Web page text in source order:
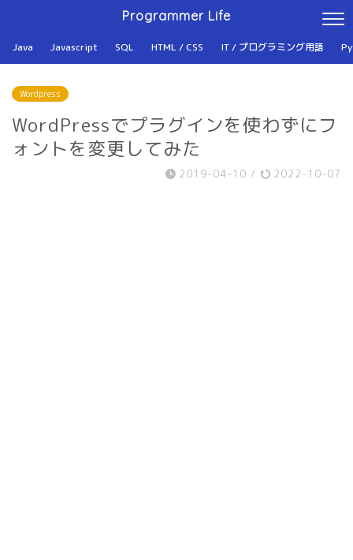
Programmer Life
Java Javascript SQL HTML / CSS IT / プログラミング用語
Wordpress
WordPressでプラグインを使わずにフ
ォントを変更してみた
2019-04-10 / 2022-10-07